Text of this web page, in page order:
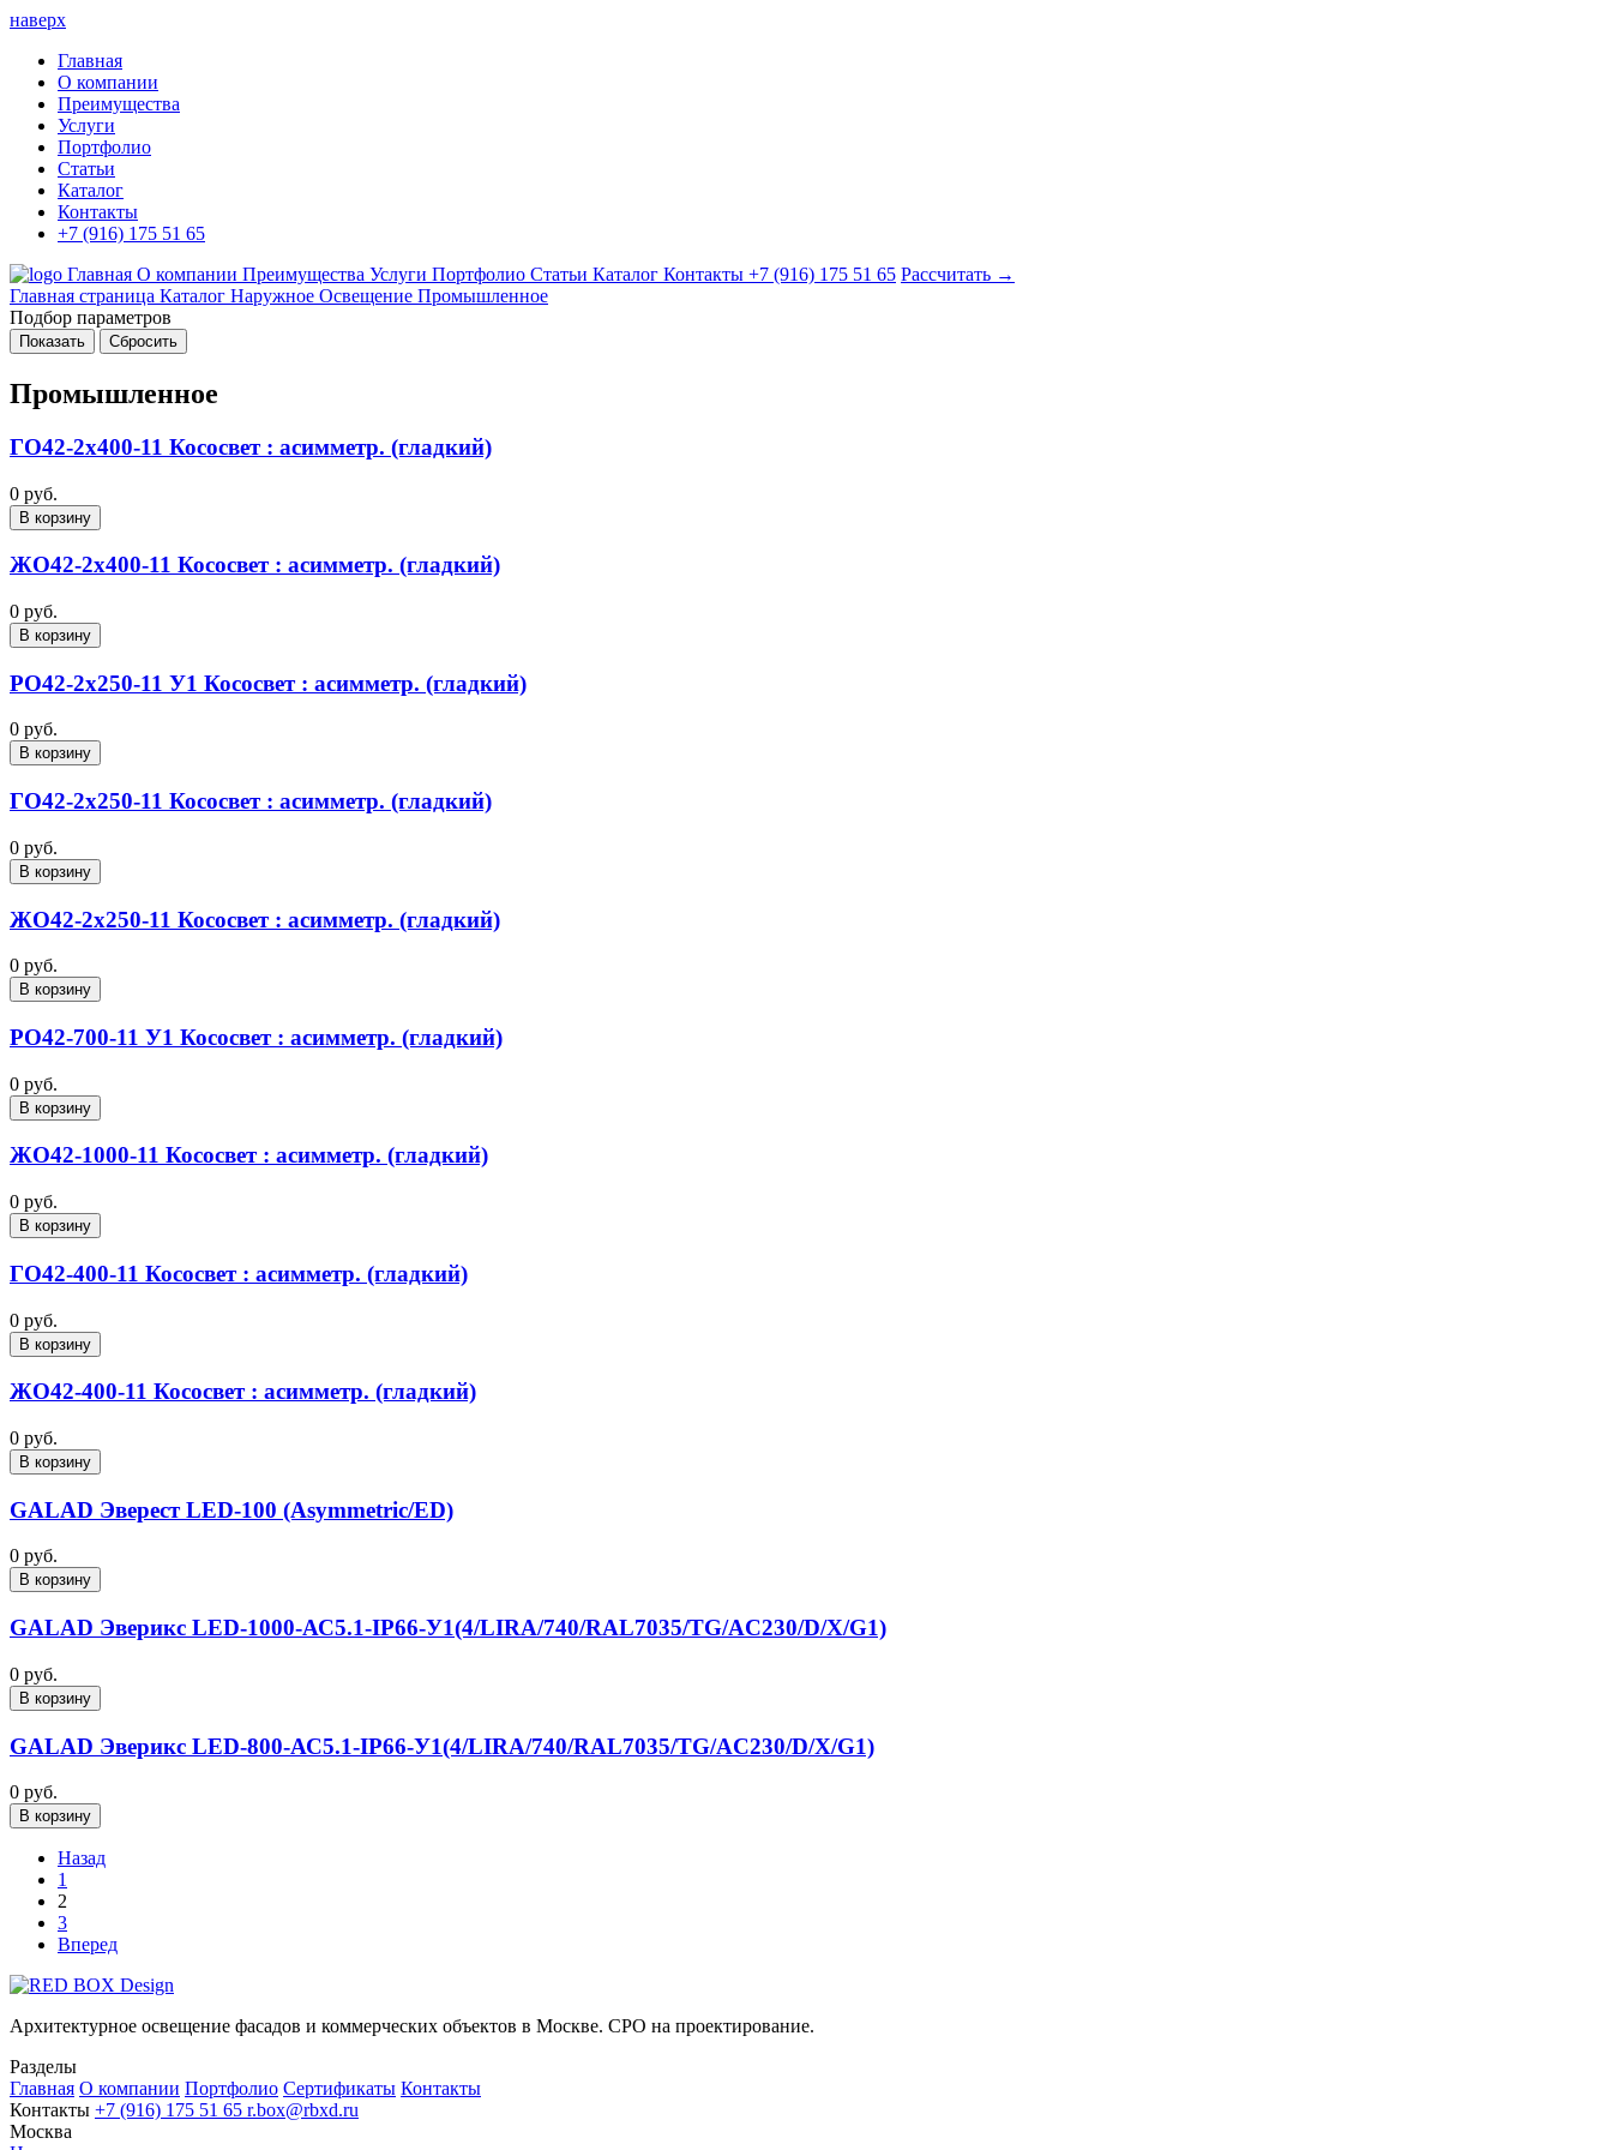
наверх
Главная
О компании
Преимущества
Услуги
Портфолио
Статьи
Каталог
Контакты
+7 (916) 175 51 65
Главная О компании Преимущества Услуги Портфолио Статьи Каталог Контакты +7 (916) 175 51 65 Рассчитать →
Главная страница Каталог Наружное Освещение Промышленное
Подбор параметров
Промышленное
ГО42-2х400-11 Кососвет : асимметр. (гладкий)
0 руб.
В корзину
ЖО42-2х400-11 Кососвет : асимметр. (гладкий)
0 руб.
В корзину
РО42-2х250-11 У1 Кососвет : асимметр. (гладкий)
0 руб.
В корзину
ГО42-2х250-11 Кососвет : асимметр. (гладкий)
0 руб.
В корзину
ЖО42-2х250-11 Кососвет : асимметр. (гладкий)
0 руб.
В корзину
РО42-700-11 У1 Кососвет : асимметр. (гладкий)
0 руб.
В корзину
ЖО42-1000-11 Кососвет : асимметр. (гладкий)
0 руб.
В корзину
ГО42-400-11 Кососвет : асимметр. (гладкий)
0 руб.
В корзину
ЖО42-400-11 Кососвет : асимметр. (гладкий)
0 руб.
В корзину
GALAD Эверест LED-100 (Asymmetric/ED)
0 руб.
В корзину
GALAD Эверикс LED-1000-АС5.1-IP66-У1(4/LIRA/740/RAL7035/TG/AC230/D/Х/G1)
0 руб.
В корзину
GALAD Эверикс LED-800-АС5.1-IP66-У1(4/LIRA/740/RAL7035/TG/AC230/D/Х/G1)
0 руб.
В корзину
Назад
1
2
3
Вперед
Архитектурное освещение фасадов и коммерческих объектов в Москве. СРО на проектирование.
Разделы
Главная О компании Портфолио Сертификаты Контакты
Контакты +7 (916) 175 51 65 r.box@rbxd.ru
Москва